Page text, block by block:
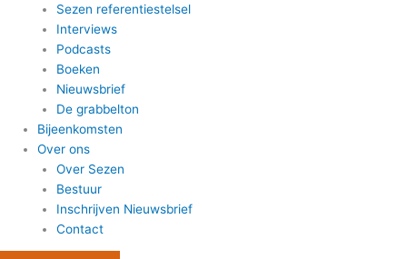
Sezen referentiestelsel
Interviews
Podcasts
Boeken
Nieuwsbrief
De grabbelton
Bijeenkomsten
Over ons
Over Sezen
Bestuur
Inschrijven Nieuwsbrief
Contact